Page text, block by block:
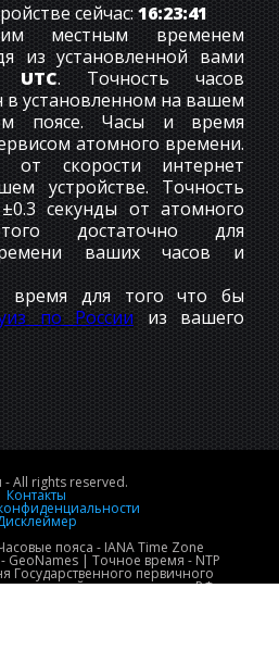
сейчас:16:23:42
местным временем
из установленной вами
UTC. Точность часов
в установленном на вашем
поясе. Часы и время
атомного времени.
от скорости интернет
устройстве. Точность
секунды от атомного
достаточно для
ваших часов и
время для того что бы
по Россиииз вашего
All rights reserved.
Контакты
пояса - IANA Time Zone
GeoNames | Точное время - NTP
Государственного первичного
шкалы времени РФ